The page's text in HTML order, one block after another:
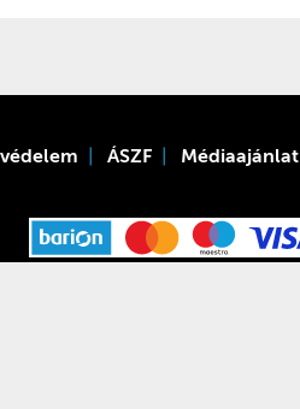
ÁSZF Médiaajánlat